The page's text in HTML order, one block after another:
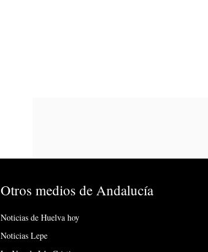
Otros medios de Andalucía
Noticias de Huelva hoy
Noticias Lepe